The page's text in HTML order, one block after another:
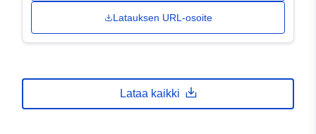
Latauksen URL-osoite
Lataa kaikki